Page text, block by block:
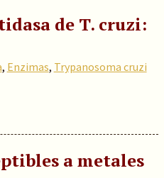
de T. cruzi:
, Enzimas, Trypanosoma cruzi
a metales